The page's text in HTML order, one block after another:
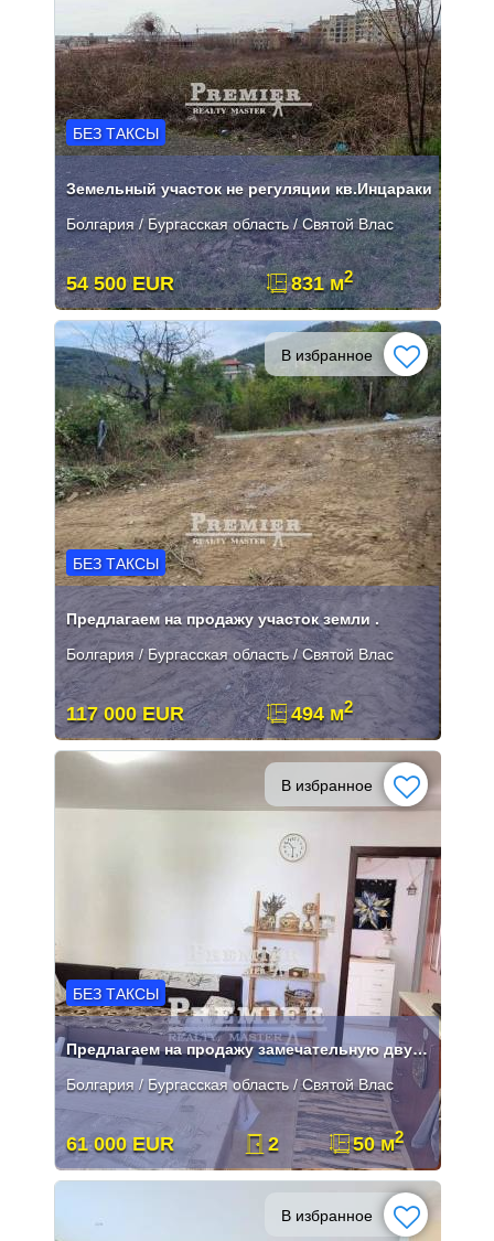
БЕЗ ТАКСЫ
Земельный участок не регуляции кв.Инцараки
Болгария / Бургасская область / Святой Влас
54 500 EUR 831 м2
В избранное
БЕЗ ТАКСЫ
Предлагаем на продажу участок земли .
Болгария / Бургасская область / Святой Влас
117 000 EUR 494 м2
В избранное
БЕЗ ТАКСЫ
Предлагаем на продажу замечательную двухкомнатную квартиру
Болгария / Бургасская область / Святой Влас
61 000 EUR 2 50 м2
В избранное